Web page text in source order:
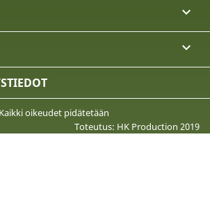


oikeudet pidätetään
Toteutus: HK Production 2019